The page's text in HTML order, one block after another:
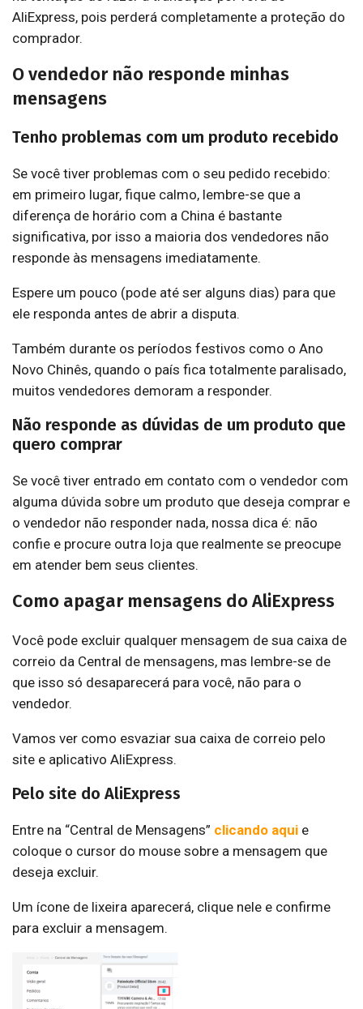
AliExpress, pois perderá completamente a proteção do
comprador.
O vendedor não responde minhas
mensagens
Tenho problemas com um produto recebido
Se você tiver problemas com o seu pedido recebido:
em primeiro lugar, fique calmo, lembre-se que a
diferença de horário com a China é bastante
significativa, por isso a maioria dos vendedores não
responde às mensagens imediatamente.
Espere um pouco (pode até ser alguns dias) para que
ele responda antes de abrir a disputa.
Também durante os períodos festivos como o Ano
Novo Chinês, quando o país fica totalmente paralisado,
muitos vendedores demoram a responder.
Não responde as dúvidas de um produto que
quero comprar
Se você tiver entrado em contato com o vendedor com
alguma dúvida sobre um produto que deseja comprar e
o vendedor não responder nada, nossa dica é: não
confie e procure outra loja que realmente se preocupe
em atender bem seus clientes.
Como apagar mensagens do AliExpress
Você pode excluir qualquer mensagem de sua caixa de
correio da Central de mensagens, mas lembre-se de
que isso só desaparecerá para você, não para o
vendedor.
Vamos ver como esvaziar sua caixa de correio pelo
site e aplicativo AliExpress.
Pelo site do AliExpress
Entre na “Central de Mensagens” clicando aqui e
coloque o cursor do mouse sobre a mensagem que
deseja excluir.
Um ícone de lixeira aparecerá, clique nele e confirme
para excluir a mensagem.